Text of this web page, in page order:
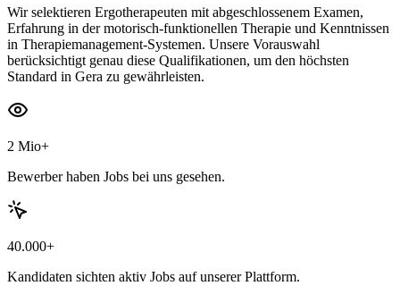
Wir selektieren Ergotherapeuten mit abgeschlossenem Examen,
Erfahrung in der motorisch-funktionellen Therapie und Kenntnissen
in Therapiemanagement-Systemen. Unsere Vorauswahl
berücksichtigt genau diese Qualifikationen, um den höchsten
Standard in Gera zu gewährleisten.
2 Mio+
Bewerber haben Jobs bei uns gesehen.
40.000+
Kandidaten sichten aktiv Jobs auf unserer Plattform.